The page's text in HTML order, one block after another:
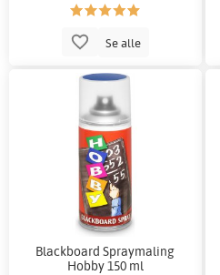
Se alle
Blackboard Spraymaling
Hobby 150 ml